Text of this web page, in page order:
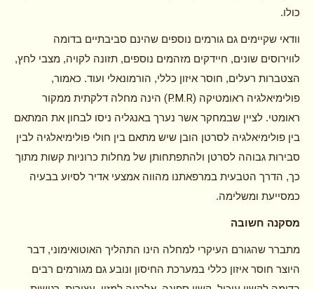
כולו.
וודאי שקיימים גם גורמים נוספים שהינם סביבתיים בדומה
לווירוסים שונים, חיידקים מזהמים נוספים, תזונה לקויה, מצבי לחץ,
הצטברות רעלים, חוסר איזון כללי, הורמונאלי ועוד. כאמור,
פולימיאלגיה ראומטיקה (P.M.R) הינה מחלה דלקתית ממקור
ראומטי. לציין שבמחקר אשר נערך באנגליה ניסו לבחון את המתאם
בין פולימיאלגיה לסרטן הובן שיש מתאם בין חולי פולימיאלגיה לבין
סבירות גבוהה לסרטן ולהתפתחותן של מחלות כרוניות קשות מתוך
כך, הדרך הטבעית במרפאתנו מהווה אמצעי אדיר לסיוע בבעיה
כמסייעת ומשלימה.
מסקנה חשובה
מתברר שהגורם העיקרי למחלה הינו התהליך האוטואימוני, דבר
היוצר חוסר איזון כללי במערכת החיסון ונובע גם מגורמים רבים